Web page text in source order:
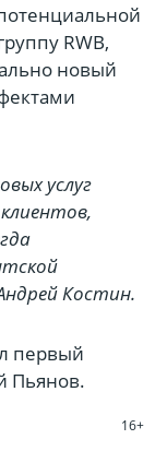
RWB,
новый
услуг
Костин.
первый
Пьянов.
16+